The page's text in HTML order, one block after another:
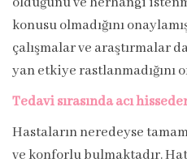
konusu olmadığını
çalışmalar ve araştırmalar
yan etkiye rastlanmadığını
Tedavi sırasında acı
Hastaların neredeyse
ve konforlu bulmaktadır.